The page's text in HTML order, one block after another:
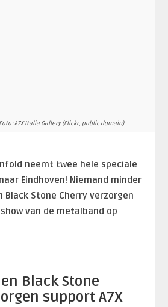
A7X Italia Gallery (Flickr, public domain)
neemt twee hele speciale
Eindhoven! Niemand minder
Black Stone Cherry verzorgen
van de metalband op
Black Stone
support A7X